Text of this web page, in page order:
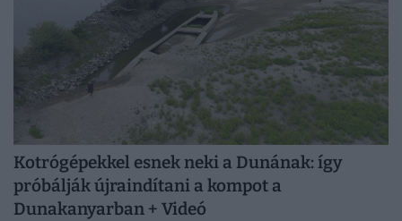
Kotrógépekkel esnek neki a Dunának: így
próbálják újraindítani a kompot a
Dunakanyarban + Videó